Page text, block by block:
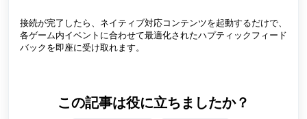
接続が完了したら、ネイティブ対応コンテンツを起動するだけで、
各ゲーム内イベントに合わせて最適化されたハプティックフィード
バックを即座に受け取れます。
この記事は役に立ちましたか？